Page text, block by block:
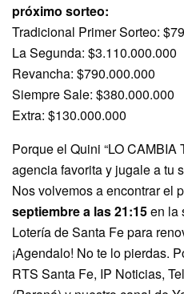
próximo sorteo:
Tradicional Primer Sorteo:
La Segunda: $3.110.000.000
Revancha: $790.000.000
Siempre Sale: $380.000.000
Extra: $130.000.000
Porque el Quini “LO CAMBIA
agencia favorita y jugale a tu
Nos volvemos a encontrar el
septiembre a las 21:15en la
Lotería de Santa Fe para
¡Agendalo! No te lo pierdas.
RTS Santa Fe, IP Noticias,